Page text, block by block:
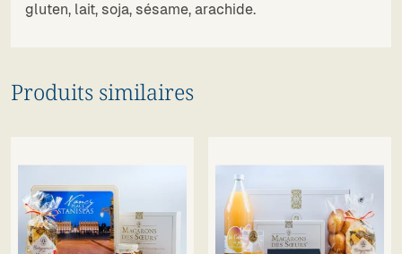
gluten, lait, soja, sésame, arachide.
Produits similaires